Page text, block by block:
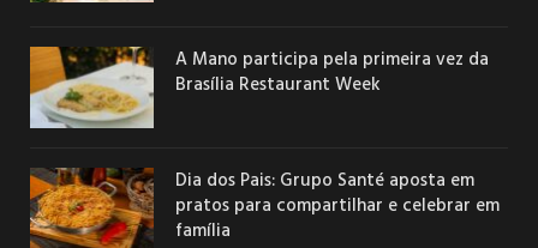
A Mano participa pela primeira vez da
Brasília Restaurant Week
Dia dos Pais: Grupo Santé aposta em
pratos para compartilhar e celebrar em
família